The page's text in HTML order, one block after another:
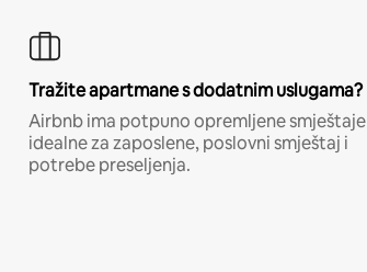
Tražite apartmane s dodatnim uslugama?
Airbnb ima potpuno opremljene smještaje
idealne za zaposlene, poslovni smještaj i
potrebe preseljenja.